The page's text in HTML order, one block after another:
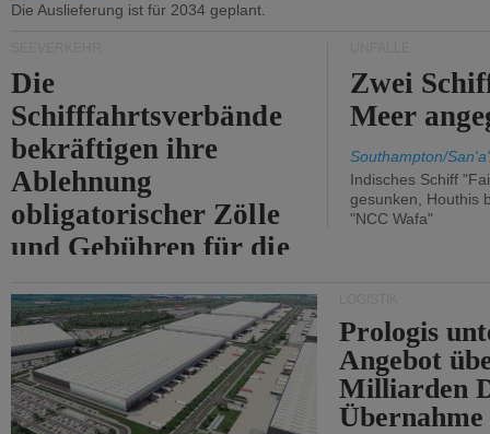
Die Auslieferung ist für 2034 geplant.
Die
Schifffahrtsverbände
bekräftigen ihre
Ablehnung
obligatorischer Zölle
und Gebühren für die
von Hormuz.
Zwei
Meer
Southampton/
Indisches Schiff
gesunken, Houthis
"NCC Wafa"
Prologis
Angebot
Milliarden
Übernahme